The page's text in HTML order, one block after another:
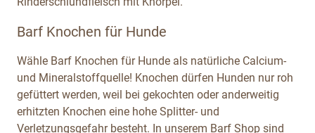
Barf Knochen für Hunde
Wähle Barf Knochen für Hunde als natürliche Calcium-
und Mineralstoffquelle! Knochen dürfen Hunden nur roh
gefüttert werden, weil bei gekochten oder anderweitig
erhitzten Knochen eine hohe Splitter- und
Verletzungsgefahr besteht. In unserem Barf Shop sind